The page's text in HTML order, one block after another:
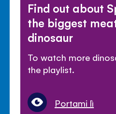
Find out about
the biggest
dinosaur
To watch more
the playlist.
Portami lì